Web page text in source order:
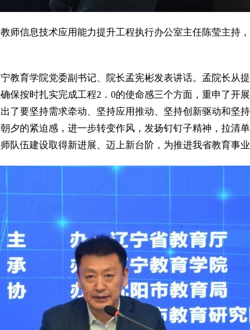
师信息技术应用能力提升工程执行办公室主任陈莹主持
教育学院党委副书记、院长孟宪彬发表讲话。孟院长从
保按时扎实完成工程2．0的使命感三个方面，重申了开
了要坚持需求牵动、坚持应用推动、坚持创新驱动和坚
夕的紧迫感，进一步转变作风，发扬钉钉子精神，拉清
队伍建设取得新进展、迈上新台阶，为推进我省教育事